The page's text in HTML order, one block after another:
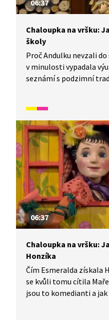
06:37
Chaloupka na vršku:
školy
Proč Andulku nevzali
v minulosti vypadala
seznámí s podzimní
předkové žili na vsi
v souladu s přírodou.
zvyky a písněmi
Trnkových filmů. Pohádka je vhodná také jako
doplňkový materiál k
06:37
Chaloupka na vršku:
Honzíka
Čím Esmeralda získala
se kvůli tomu cítila
jsou to komedianti a